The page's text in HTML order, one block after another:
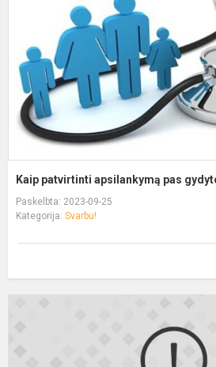
Kaip patvirtinti apsilankymą pas
Paskelbta: 2023-09-25
Kategorija: Svarbu!